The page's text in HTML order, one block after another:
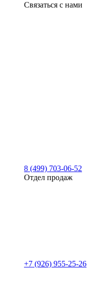
Связаться с нами
8 (499) 703-06-52
Отдел продаж
+7 (926) 955-25-26